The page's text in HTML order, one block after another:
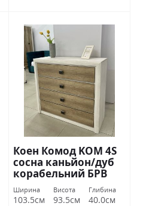
Коен Комод KOM 4S
сосна каньйон/дуб
корабельний БРВ
Україна
Ширина
103.5см
Висота
93.5см
Глибина
40.0см